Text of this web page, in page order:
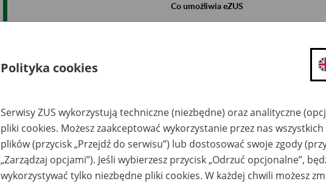
Co umożliwia eZUS
wgląd do danych zgromadzonych w
składanie wniosków i otrzymywanie
zadawanie pytań i otrzymywanie
Jeśli jesteś osobą ubezpieczoną (np.
możesz sprawdzić swoje dane
masz dostęp do informacji o stanie
masz dostęp do informacji o
Jeśli jesteś płatnikiem składek (np.
Polityka cookies
Serwisy ZUS wykorzystują techniczne (niezbędne) oraz analityczne
pliki cookies. Możesz zaakceptować wykorzystanie przez nas
plików (przycisk „Przejdź do serwisu”) lub dostosować swoje zgody
„Zarządzaj opcjami”). Jeśli wybierzesz przycisk „Odrzuć opcjonalne”,
wykorzystywać tylko niezbędne pliki cookies. W każdej chwili możesz